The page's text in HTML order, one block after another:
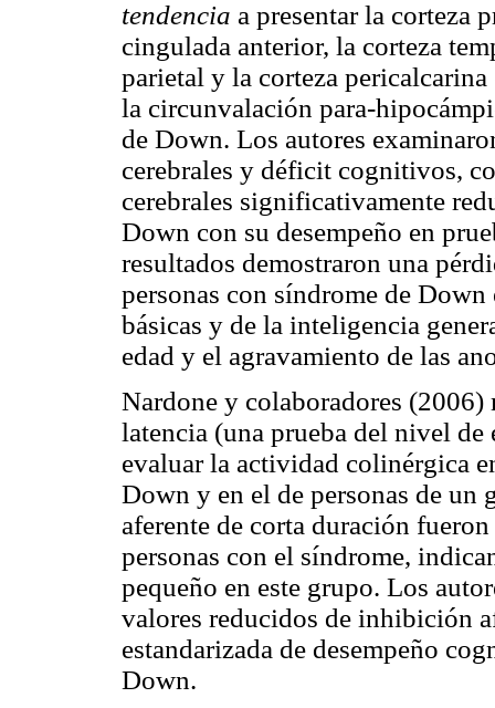
tendencia a presentar la corteza
cingulada anterior, la corteza
parietal y la corteza
la circunvalación para-
de Down. Los autores
cerebrales y déficit cognitivos,
cerebrales significativamente
Down con su desempeño en
resultados demostraron una
personas con síndrome de
básicas y de la inteligencia
edad y el agravamiento de las
Nardone y colaboradores
latencia (una prueba del nivel
evaluar la actividad colinérgica
Down y en el de personas de
aferente de corta duración
personas con el síndrome,
pequeño en este grupo. Los
valores reducidos de inhibición
estandarizada de desempeño
Down.